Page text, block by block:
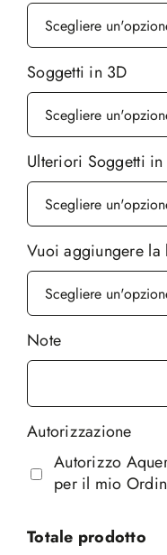
Soggetti in 3D
Ulteriori Soggetti
Vuoi aggiungere la
Note
Autorizzazione
Autorizzo
per il mio
Totale prodotto